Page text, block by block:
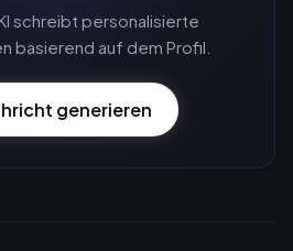
schreibt personalisierte
basierend auf dem Profil.
generieren